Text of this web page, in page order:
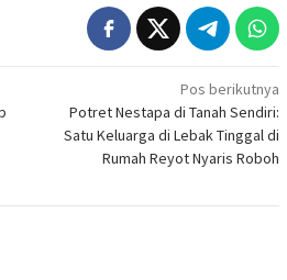
Pos berikutnya
Potret Nestapa di Tanah Sendiri:
Satu Keluarga di Lebak Tinggal di
Rumah Reyot Nyaris Roboh